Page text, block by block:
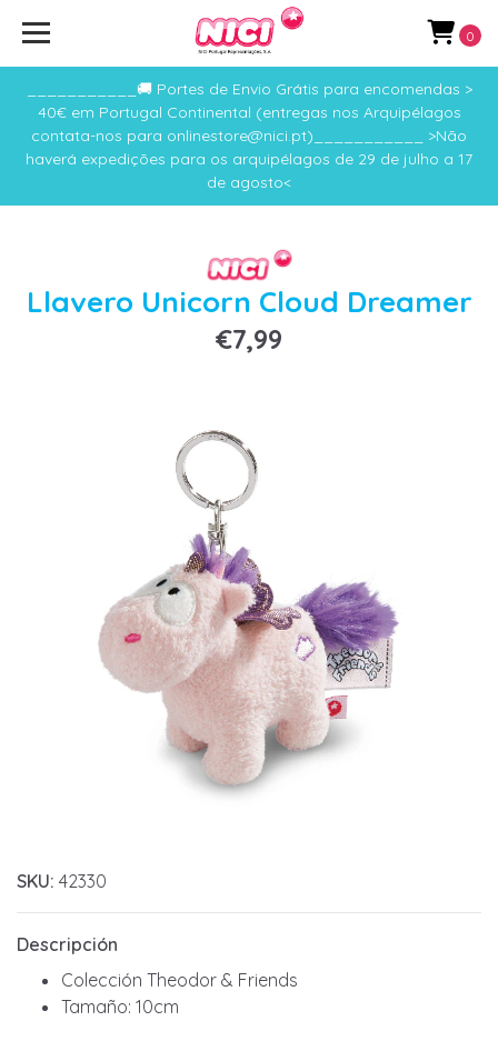
___________🚚 Portes de Envio Grátis para encomendas >
40€ em Portugal Continental (entregas nos Arquipélagos
contata-nos para onlinestore@nici.pt)___________ >Não
haverá expedições para os arquipélagos de 29 de julho a 17
de agosto<
0
Llavero Unicorn Cloud Dreamer
€7,99
SKU: 42330
Descripción
Colección Theodor & Friends
Tamaño: 10cm